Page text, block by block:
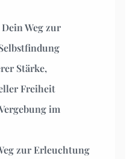
Weg zur
Stärke,
Freiheit
im
zur Erleuchtung